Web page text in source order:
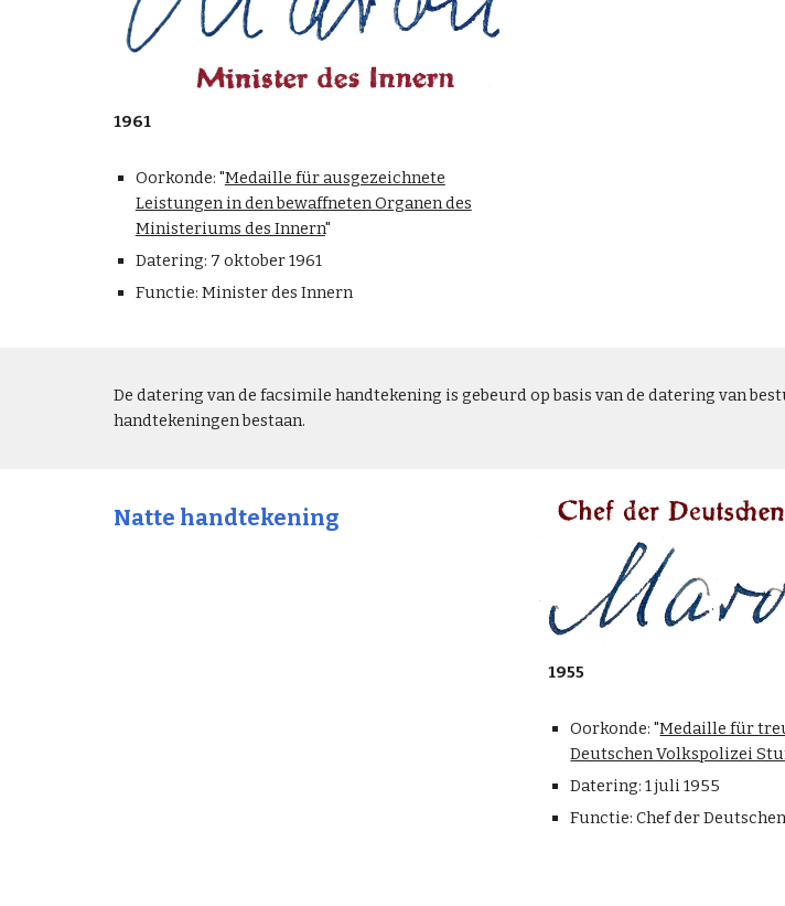
1961
Oorkonde: "Medaille für ausgezeichnete
Leistungen in den bewaffneten Organen des
Ministeriums des Innern"
Datering: 7 oktober 1961
Functie: Minister des Innern
De datering van de facsimile handtekening is gebeurd op basis van de datering van
handtekeningen bestaan.
Natte handtekening
1955
Oorkonde: "Medaille für
Deutschen Volkspolizei
Datering: 1juli 1955
Functie:Chef der